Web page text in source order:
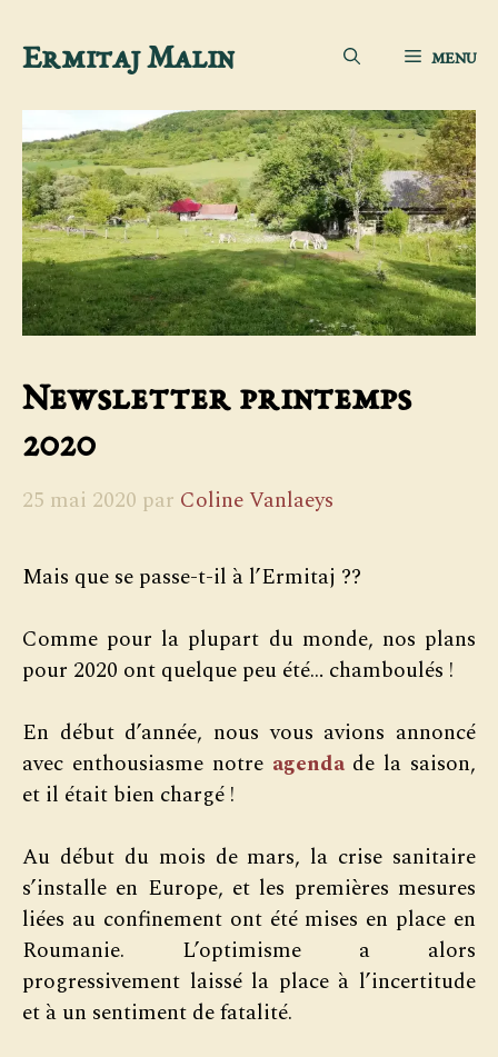
Aller
contenu
Ermitaj Malin MENU
Newsletter printemps
2020
25 mai 2020 par Coline Vanlaeys
Mais que se passe-t-il à l’Ermitaj ??
Comme pour la plupart du monde, nos plans
pour 2020 ont quelque peu été… chamboulés !
En début d’année, nous vous avions annoncé
avec enthousiasme notre agendade la saison,
et il était bien chargé !
Au début du mois de mars, la crise sanitaire
s’installe en Europe, et les premières mesures
liées au confinement ont été mises en place en
Roumanie. L’optimisme a alors
progressivement laissé la place à l’incertitude
et à un sentiment de fatalité.